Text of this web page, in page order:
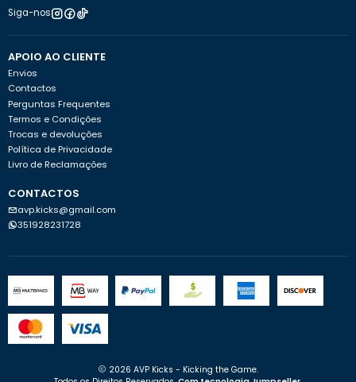
Siga-nos
APOIO AO CLIENTE
Envios
Contactos
Perguntas Frequentes
Termos e Condições
Trocas e devoluções
Política de Privacidade
Livro de Reclamações
CONTACTOS
avp.kicks@gmail.com
351928231728
2026 AVP Kicks - Kicking the Game.